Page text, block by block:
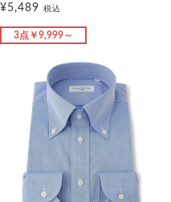
¥5,489 税込
3点￥9,999～